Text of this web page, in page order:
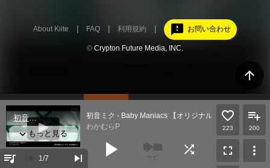
arrow_upward
About Kiite FAQ 利用規約 feedback お問い合わせ
© Crypton Future Media, INC.
queue_music 1 /7 skip_next
初音ミク - Baby Maniacs 【オリジナル曲+PV】
わかむらP
play_arrow サビ
shuffle
223 200
fullscreen more_vert